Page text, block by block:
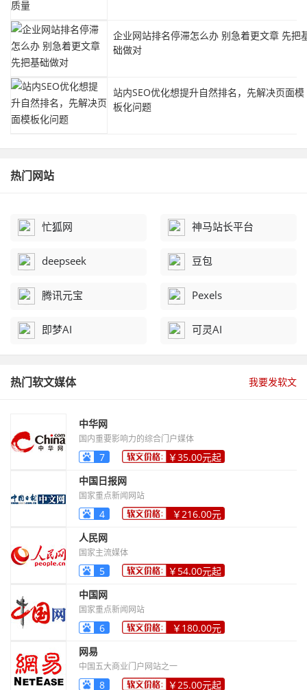
企业网站排名停滞怎么办 别急着更文章 先把
础做对
站内SEO优化想提升自然排名，先解决页面模
板化问题
热门网站
忙狐网 神马站长平台
deepseek 豆包
腾讯元宝 Pexels
即梦AI 可灵AI
热门软文媒体 我要发软文
中华网
国内重要影响力的综合门户媒体
7
￥35.00元起
中国日报网
国家重点新闻网站
4
￥216.00元
人民网
国家主流媒体
5
￥54.00元起
中国网
国家重点新闻网站
6
￥180.00元
网易
中国五大商业门户网站之一
8 ￥25.00元起